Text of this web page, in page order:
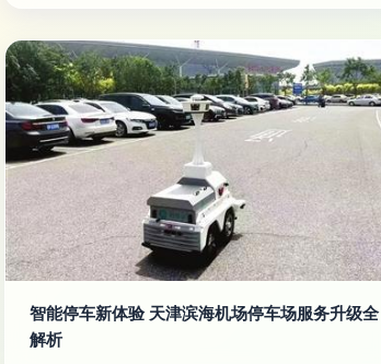
智能停车新体验 天津滨海机场停车场服务升级全
解析